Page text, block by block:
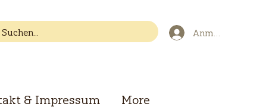
Anmelden
& Impressum More